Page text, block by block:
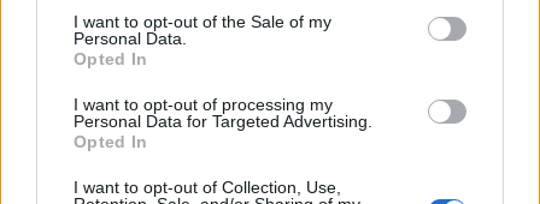
I want to opt-out of the Sale of my
Personal Data.
Opted In
I want to opt-out of processing my
Personal Data for Targeted Advertising.
Opted In
I want to opt-out of Collection, Use,
ad